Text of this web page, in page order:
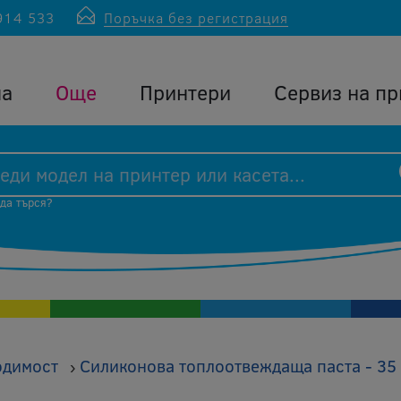
533 Поръчка без регистрация
Още Принтери Сервиз на
търся?
› Силиконова топлоотвеждаща паста -